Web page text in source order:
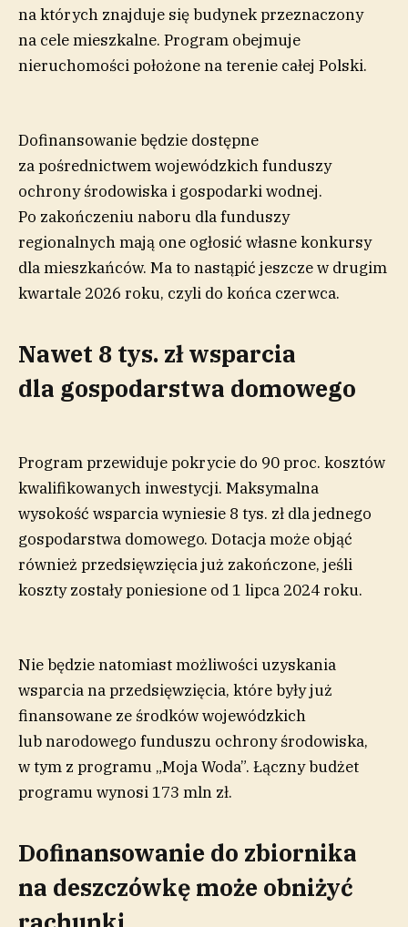
na których znajduje się budynek przeznaczony
na cele mieszkalne. Program obejmuje
nieruchomości położone na terenie całej Polski.
Dofinansowanie będzie dostępne
za pośrednictwem wojewódzkich funduszy
ochrony środowiska i gospodarki wodnej.
Po zakończeniu naboru dla funduszy
regionalnych mają one ogłosić własne konkursy
dla mieszkańców. Ma to nastąpić jeszcze w drugim
kwartale 2026 roku, czyli do końca czerwca.
Nawet 8 tys. zł wsparcia
dla gospodarstwa domowego
Program przewiduje pokrycie do 90 proc. kosztów
kwalifikowanych inwestycji. Maksymalna
wysokość wsparcia wyniesie 8 tys. zł dla jednego
gospodarstwa domowego. Dotacja może objąć
również przedsięwzięcia już zakończone, jeśli
koszty zostały poniesione od 1 lipca 2024 roku.
Nie będzie natomiast możliwości uzyskania
wsparcia na przedsięwzięcia, które były już
finansowane ze środków wojewódzkich
lub narodowego funduszu ochrony środowiska,
w tym z programu „Moja Woda”. Łączny budżet
programu wynosi 173 mln zł.
Dofinansowanie do zbiornika
na deszczówkę może obniżyć